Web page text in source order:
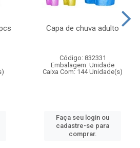
Capa de chuva adulto
Código: 832331
Embalagem: Unidade
Caixa Com: 144 Unidade(s)
Faça seu login ou
cadastre-se para
comprar.